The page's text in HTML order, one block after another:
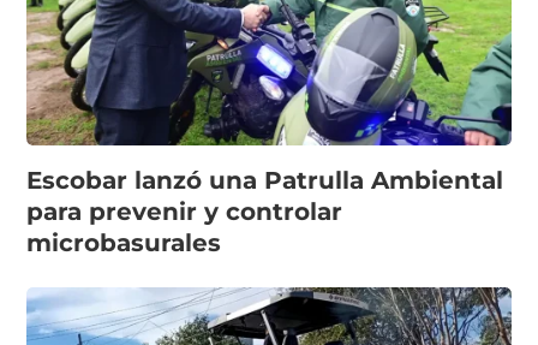
Escobar lanzó una Patrulla Ambiental
para prevenir y controlar
microbasurales